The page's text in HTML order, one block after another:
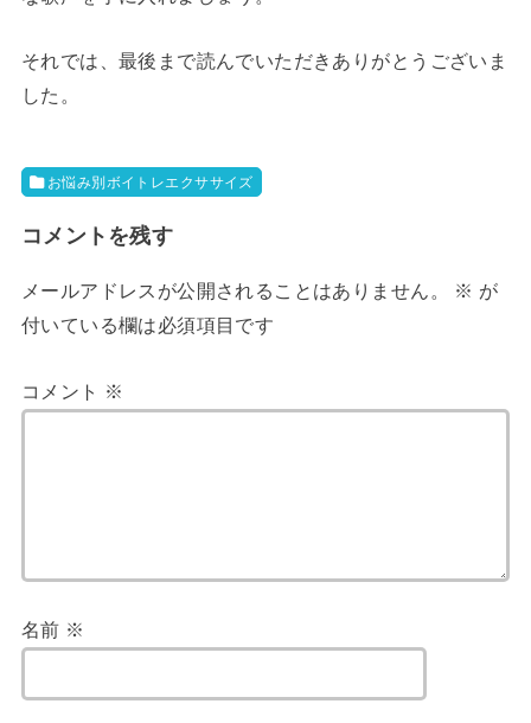
それでは、最後まで読んでいただきありがとうございま
した。
お悩み別ボイトレエクササイズ
コメントを残す
メールアドレスが公開されることはありません。 ※ が
付いている欄は必須項目です
コメント ※
名前 ※